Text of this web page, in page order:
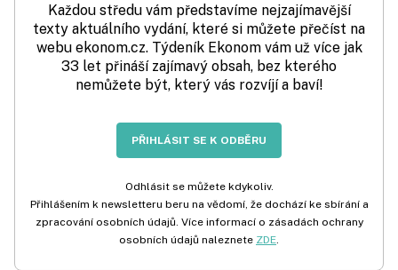
Každou středu vám představíme nejzajímavější
texty aktuálního vydání, které si můžete přečíst na
webu ekonom.cz. Týdeník Ekonom vám už více jak
33 let přináší zajímavý obsah, bez kterého
nemůžete být, který vás rozvíjí a baví!
PŘIHLÁSIT SE K ODBĚRU
Odhlásit se můžete kdykoliv.
Přihlášením k newsletteru beru na vědomí, že dochází ke sbírání a
zpracování osobních údajů. Více informací o zásadách ochrany
osobních údajů naleznete ZDE.